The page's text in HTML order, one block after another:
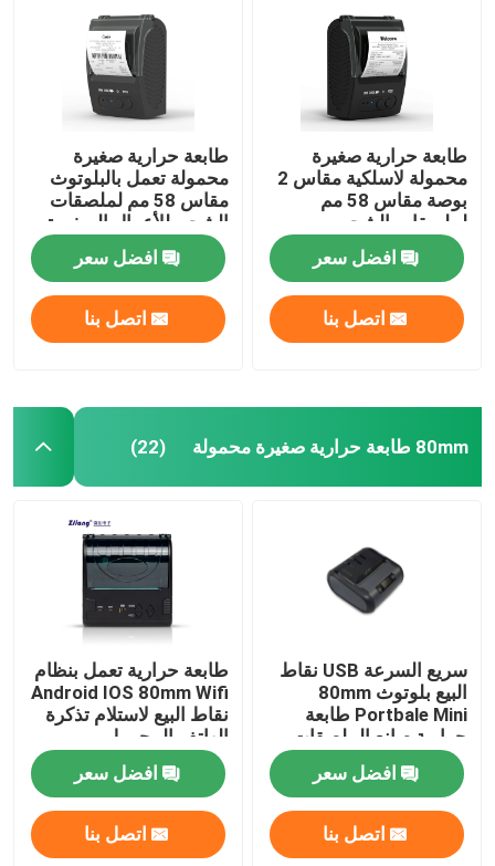
طابعة حرارية صغيرة
محمولة لاسلكية مقاس 2
بوصة مقاس 58 مم
لملصقات الشحن
افضل سعر
اتصل بنا
طابعة حرارية صغيرة
محمولة تعمل بالبلوتوث
مقاس 58 مم لملصقات
الشحن للأعمال الصغيرة
افضل سعر
اتصل بنا
80mm طابعة حرارية صغيرة محمولة (22)
سريع السرعة USB نقاط
البيع بلوتوث 80mm
Portbale Mini طابعة
حرارية صانع الملصقات
افضل سعر
اتصل بنا
طابعة حرارية تعمل بنظام
Android IOS 80mm Wifi
نقاط البيع لاستلام تذكرة
الهاتف المحمول
افضل سعر
اتصل بنا